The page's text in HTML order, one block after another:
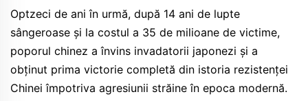
Optzeci de ani în urmă, după 14 ani de lupte
sângeroase și la costul a 35 de milioane de victime,
poporul chinez a învins invadatorii japonezi și a
obținut prima victorie completă din istoria rezistenței
Chinei împotriva agresiunii străine în epoca modernă.